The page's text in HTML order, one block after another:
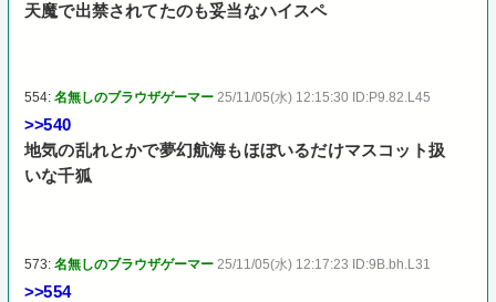
天魔で出禁されてたのも妥当なハイスペ
554:名無しのブラウザゲーマー 25/11/05(水) 12:15:30 ID:P9.82.L45
>>540
地気の乱れとかで夢幻航海もほぼいるだけマスコット扱
いな千狐
573:名無しのブラウザゲーマー 25/11/05(水) 12:17:23 ID:9B.bh.L31
>>554